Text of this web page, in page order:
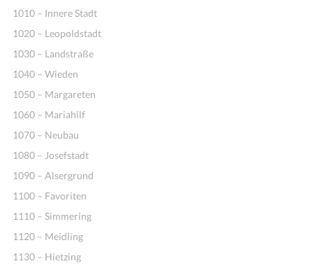
1010 – Innere Stadt
1020 – Leopoldstadt
1030 – Landstraße
1040 – Wieden
1050 – Margareten
1060 – Mariahilf
1070 – Neubau
1080 – Josefstadt
1090 – Alsergrund
1100 – Favoriten
1110 – Simmering
1120 – Meidling
1130 – Hietzing